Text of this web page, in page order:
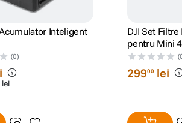
Inteligent
(0)
lei
DJI Set
pentru Mini
29900 lei